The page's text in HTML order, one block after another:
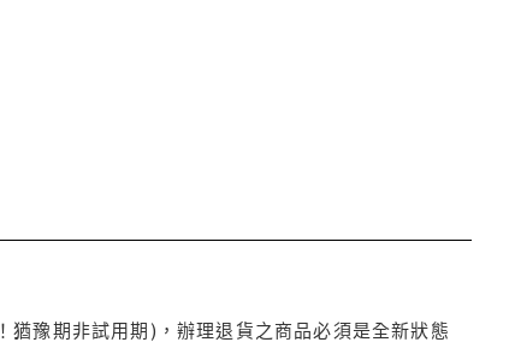
豫期非試用期)，辦理退貨之商品必須是全新狀態